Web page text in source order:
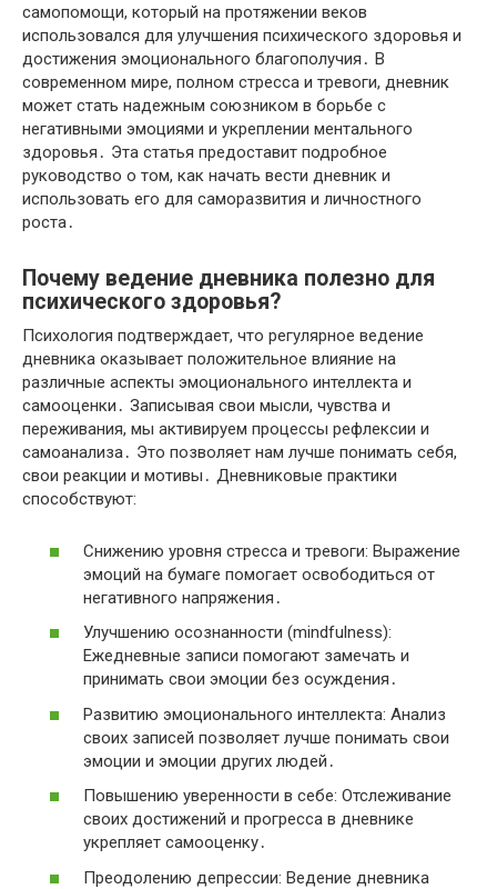
самопомощи, который на протяжении веков
использовался для улучшения психического здоровья и
достижения эмоционального благополучия․ В
современном мире, полном стресса и тревоги, дневник
может стать надежным союзником в борьбе с
негативными эмоциями и укреплении ментального
здоровья․ Эта статья предоставит подробное
руководство о том, как начать вести дневник и
использовать его для саморазвития и личностного
роста․
Почему ведение дневника полезно для
психического здоровья?
Психология подтверждает, что регулярное ведение
дневника оказывает положительное влияние на
различные аспекты эмоционального интеллекта и
самооценки․ Записывая свои мысли, чувства и
переживания, мы активируем процессы рефлексии и
самоанализа․ Это позволяет нам лучше понимать себя,
свои реакции и мотивы․ Дневниковые практики
способствуют:
Снижению уровня стресса и тревоги: Выражение
эмоций на бумаге помогает освободиться от
негативного напряжения․
Улучшению осознанности (mindfulness):
Ежедневные записи помогают замечать и
принимать свои эмоции без осуждения․
Развитию эмоционального интеллекта: Анализ
своих записей позволяет лучше понимать свои
эмоции и эмоции других людей․
Повышению уверенности в себе: Отслеживание
своих достижений и прогресса в дневнике
укрепляет самооценку․
Преодолению депрессии: Ведение дневника